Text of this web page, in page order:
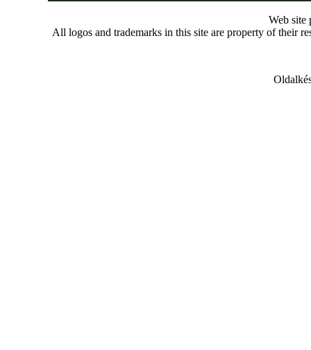
Web site
All logos and trademarks in this site are property of their